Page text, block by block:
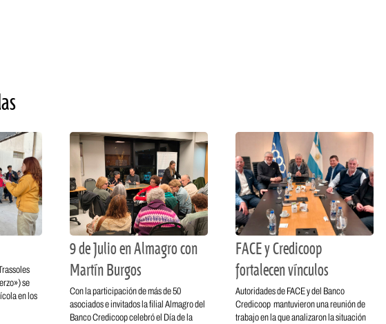
se
en los
9 de Julio en Almagro con
Martín Burgos
Con la participación de más de 50
asociados e invitados la filial Almagro del
Banco Credicoop celebró el Día de la
FACE y Credicoop
fortalecen vínculos
Autoridades de FACE y del Banco
Credicoop mantuvieron una reunión de
trabajo en la que analizaron la situación